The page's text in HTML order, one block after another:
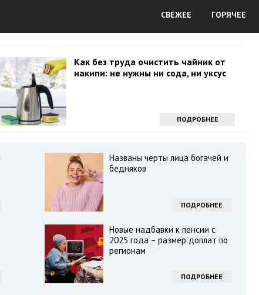
СВЕЖЕЕ ГОРЯЧЕЕ
Как без труда очистить чайник от
накипи: не нужны ни сода, ни уксус
ПОДРОБНЕЕ
Названы черты лица богачей и
бедняков
ПОДРОБНЕЕ
Новые надбавки к пенсии с
2025 года – размер доплат по
регионам
ПОДРОБНЕЕ